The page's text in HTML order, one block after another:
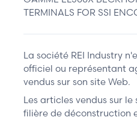
TERMINALS FOR SSI
La société REI Industry
officiel ou représentant
vendus sur son site Web.
Les articles vendus sur le
filière de déconstruction